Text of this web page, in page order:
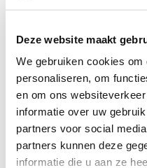
Deze website maakt
We gebruiken cookies
personaliseren, om
en om ons
informatie over uw
partners voor social
partners kunnen deze
informatie die u aan ze
Zaterdag 23 mei
Wat is er te doen?
Anders... , Meewerkdag
Wat is er te koop?
Groente